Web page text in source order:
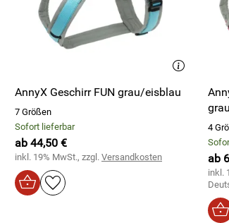
AnnyX Geschirr FUN grau/eisblau
7 Größen
Sofort lieferbar
ab 44,50 €
inkl. 19% MwSt., zzgl. Versandkosten
4
ab
inkl.